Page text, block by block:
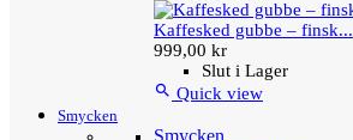
Kaffesked gubbe – finsk...
999,00 kr
Slut i Lager
 Quick view
Smycken
Smycken